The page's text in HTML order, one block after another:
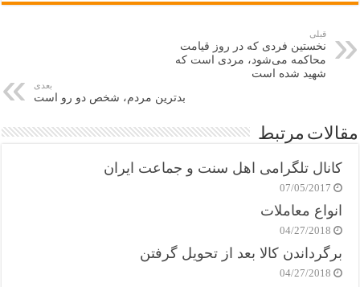
قبلی
نخستین فردی که در روز قیامت
محاکمه می‌شود، مردی است که
شهید شده است
بعدی
بدترین مردم، شخص دو رو است
مقالات مرتبط
کانال تلگرامی اهل سنت و جماعت ایران
07/05/2017
انواع معاملات
04/27/2018
برگرداندن کالا بعد از تحویل گرفتن
04/27/2018